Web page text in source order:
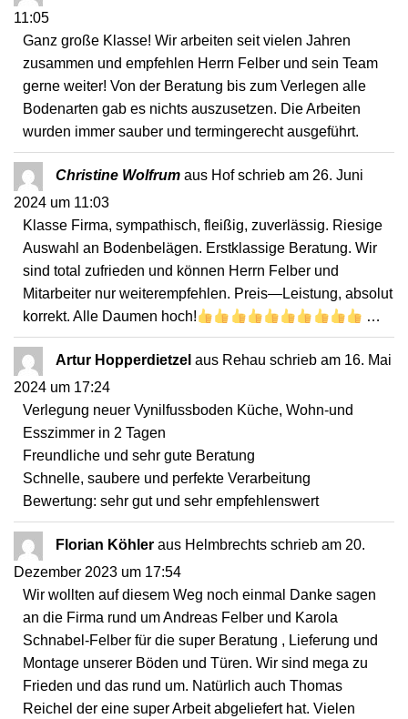
11:05
Ganz große Klasse! Wir arbeiten seit vielen Jahren
zusammen und empfehlen Herrn Felber und sein Team
gerne weiter! Von der Beratung bis zum Verlegen alle
Bodenarten gab es nichts auszusetzen. Die Arbeiten
wurden immer sauber und termingerecht ausgeführt.
Christine Wolfrum aus Hof schrieb am 26. Juni
2024 um 11:03
Klasse Firma, sympathisch, fleißig, zuverlässig. Riesige
Auswahl an Bodenbelägen. Erstklassige Beratung. Wir
sind total zufrieden und können Herrn Felber und
Mitarbeiter nur weiterempfehlen. Preis—Leistung, absolut
korrekt. Alle Daumen hoch!
…
Artur Hopperdietzel aus Rehau schrieb am 16. Mai
2024 um 17:24
Verlegung neuer Vynilfussboden Küche, Wohn-und
Esszimmer in 2 Tagen
Freundliche und sehr gute Beratung
Schnelle, saubere und perfekte Verarbeitung
Bewertung: sehr gut und sehr empfehlenswert
Florian Köhler aus Helmbrechts schrieb am 20.
Dezember 2023 um 17:54
Wir wollten auf diesem Weg noch einmal Danke sagen
an die Firma rund um Andreas Felber und Karola
Schnabel-Felber für die super Beratung , Lieferung und
Montage unserer Böden und Türen. Wir sind mega zu
Frieden und das rund um. Natürlich auch Thomas
Reichel der eine super Arbeit abgeliefert hat. Vielen